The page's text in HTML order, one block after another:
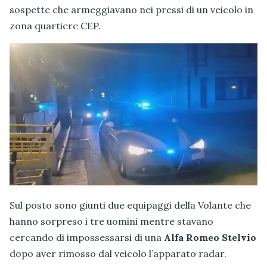
sospette che armeggiavano nei pressi di un veicolo in
zona quartiere CEP.
Sul posto sono giunti due equipaggi della Volante che
hanno sorpreso i tre uomini mentre stavano
cercando di impossessarsi di una Alfa Romeo Stelvio
dopo aver rimosso dal veicolo l’apparato radar.